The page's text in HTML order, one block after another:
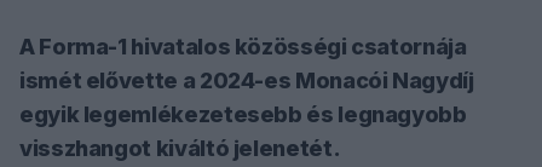
A Forma-1 hivatalos közösségi csatornája
ismét elővette a 2024-es Monacói Nagydíj
egyik legemlékezetesebb és legnagyobb
visszhangot kiváltó jelenetét.